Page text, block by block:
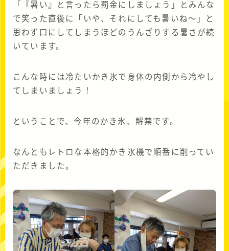
「『暑い』と言ったら罰金にしましょう」とみんな
で笑った直後に「いや、それにしても暑いね～」と
思わず口にしてしまうほどのうんざりする暑さが続
いています。
こんな時には冷たいかき氷で身体の内側から冷やし
てしまいましょう！
ということで、今年のかき氷、解禁です。
なんともレトロな本格的かき氷機で順番に削ってい
ただきました。